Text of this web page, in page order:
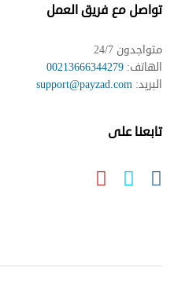
تواصل مع فريق العمل
متواجدون 24/7
الهاتف: 00213666344279
البريد: support@payzad.com
تابعنا على